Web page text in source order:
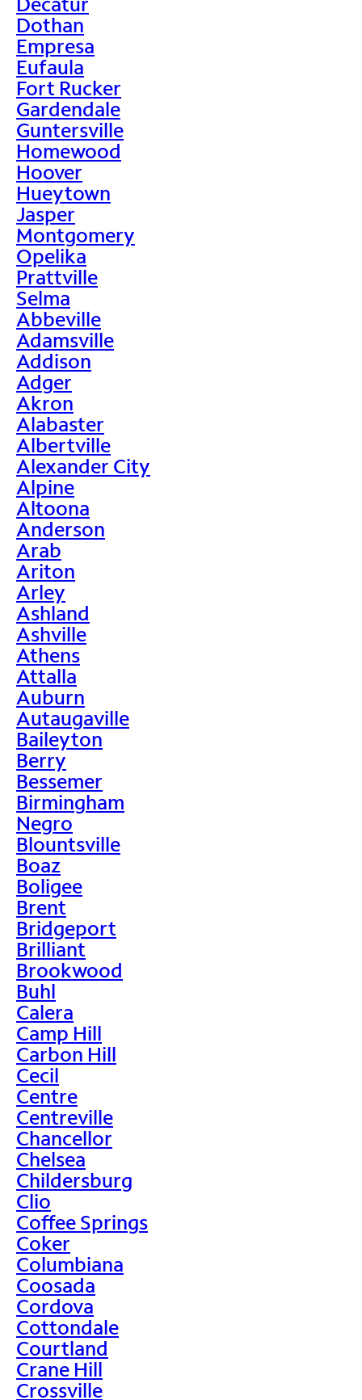
Dothan
Empresa
Eufaula
Fort Rucker
Gardendale
Guntersville
Homewood
Hoover
Hueytown
Jasper
Montgomery
Opelika
Prattville
Selma
Abbeville
Adamsville
Addison
Adger
Akron
Alabaster
Albertville
Alexander City
Alpine
Altoona
Anderson
Arab
Ariton
Arley
Ashland
Ashville
Athens
Attalla
Auburn
Autaugaville
Baileyton
Berry
Bessemer
Birmingham
Negro
Blountsville
Boaz
Boligee
Brent
Bridgeport
Brilliant
Brookwood
Buhl
Calera
Camp Hill
Carbon Hill
Cecil
Centre
Centreville
Chancellor
Chelsea
Childersburg
Clio
Coffee Springs
Coker
Columbiana
Coosada
Cordova
Cottondale
Courtland
Crane Hill
Crossville